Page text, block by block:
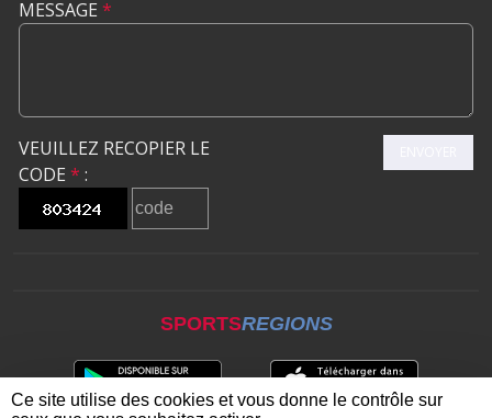
MESSAGE *
VEUILLEZ RECOPIER LE
CODE * :
SPORTSREGIONS
Ce site utilise des cookies et vous donne le contrôle sur